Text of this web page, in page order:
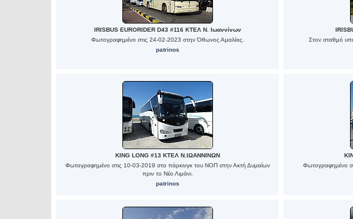
IRISBUS EURORIDER D43 #116 ΚΤΕΛ Ν. Ιωαννίνων
Φωτογραφημένο στις 24-02-2023 στην Όθωνος Αμαλίας.
patrinos
Στον σταθμό
KING LONG #13 ΚΤΕΛ Ν.ΙΩΑΝΝΙΝΩΝ
Φωτογραφημένο στις 10-03-2019 στο πάρκινγκ του ΝΟΠ στην Ακτή Δυμαίων
πριν το Νέο Λιμάνι.
patrinos
Φωτογραφημένο